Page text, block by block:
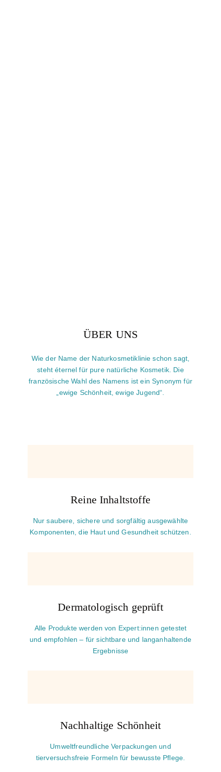
ÜBER UNS
Wie der Name der Naturkosmetiklinie schon sagt,
steht éternel für pure natürliche Kosmetik. Die
französische Wahl des Namens ist ein Synonym für
„ewige Schönheit, ewige Jugend“.
Reine Inhaltstoffe
Nur saubere, sichere und sorgfältig ausgewählte
Komponenten, die Haut und Gesundheit schützen.
Dermatologisch geprüft
Alle Produkte werden von Expert:innen getestet
und empfohlen – für sichtbare und langanhaltende
Ergebnisse
Nachhaltige Schönheit
Umweltfreundliche Verpackungen und
tierversuchsfreie Formeln für bewusste Pflege.